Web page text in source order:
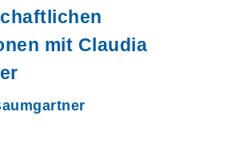
mit Claudia